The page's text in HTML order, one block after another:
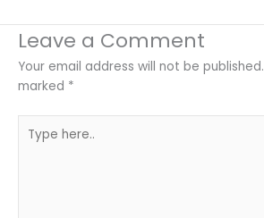
Leave a Comment
Your email address will not be published.
marked *
here..